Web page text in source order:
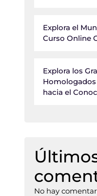
Explora el
Curso Online
Explora los
Homologados
hacia el
No hay